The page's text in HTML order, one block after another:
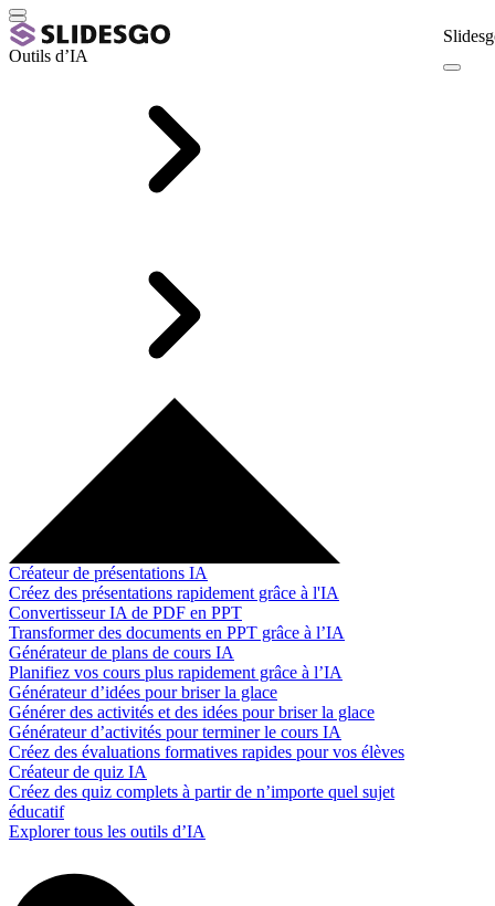
Outils d’IA
Créateur de présentations IA
Créez des présentations rapidement grâce à l'IA
Convertisseur IA de PDF en PPT
Transformer des documents en PPT grâce à l’IA
Générateur de plans de cours IA
Planifiez vos cours plus rapidement grâce à l’IA
Générateur d’idées pour briser la glace
Générer des activités et des idées pour briser la glace
Générateur d’activités pour terminer le cours IA
Créez des évaluations formatives rapides pour vos élèves
Créateur de quiz IA
Créez des quiz complets à partir de n’importe quel sujet
éducatif
Explorer tous les outils d’IA